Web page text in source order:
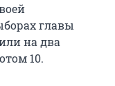
главы
на два
10.